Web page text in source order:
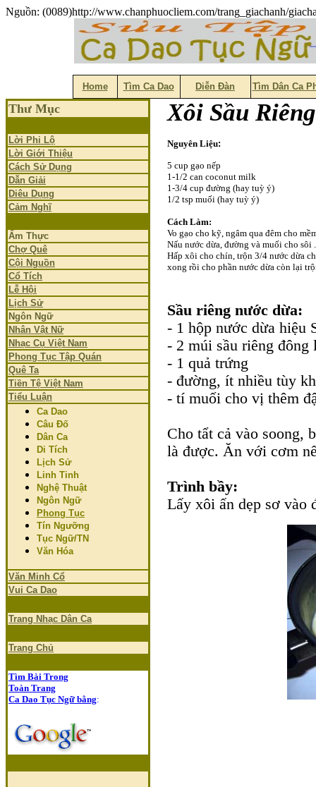
Nguồn: (0089)http://www.chanphuocliem.com/trang_giachanh/
Home Tìm Ca Dao Diễn Đàn Tìm Dân Ca
Thư Mục
Lời Phi Lộ
Lời Giới Thiệu
Cách Sử Dụng
Dẫn Giải
Diêu Dụng
Cảm Nghĩ
Ẩm Thực
Chợ Quê
Cội Nguồn
Cổ Tích
Lễ Hội
Lịch Sử
Ngôn Ngữ
Nhân Vật Nữ
Nhạc Cụ Việt Nam
Phong Tục Tập Quán
Quê Ta
Tiền Tệ Việt Nam
Tiểu Luận
Ca Dao
Câu Đố
Dân Ca
Di Tích
Lịch Sử
Linh Tinh
Nghệ Thuật
Ngôn Ngữ
Phong Tục
Tín Ngưỡng
Tục Ngữ/TN
Văn Hóa
Văn Minh Cổ
Vui Ca Dao
Trang Nhạc Dân Ca
Trang Chủ
Tìm Bài Trong
Toàn Trang
Ca Dao Tục Ngữ bằng:
Xôi Sầu
Nguyên Liệu:
5 cup gạo nếp
1-1/2 can coconut milk
1-3/4 cup đường (hay tuỳ ý)
1/2 tsp muối (hay tuỳ ý)
Cách Làm:
Vo gạo cho kỹ, ngâm qua đêm cho
Nấu nước dừa, đường và muối cho sôi .
Hấp xôi cho chín, trộn 3/4 nước dừa
xong rồi cho phần nước dừa còn lại
Sầu riêng nước dừa:
- 1 hộp nước dừa hiệu
- 2 múi sầu riêng đông
- 1 quả trứng
- đường, ít nhiều tùy
- tí muối cho vị thêm
Cho tẩt cả vào soong,
là được. Ăn với cơm
Trình bầy:
Lấy xôi ấn dẹp sơ vào